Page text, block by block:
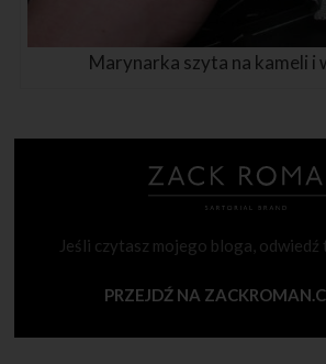
Marynarka szyta na kameli i
Jeśli czytasz mojego bloga, odwiedź
PRZEJDŹ NA